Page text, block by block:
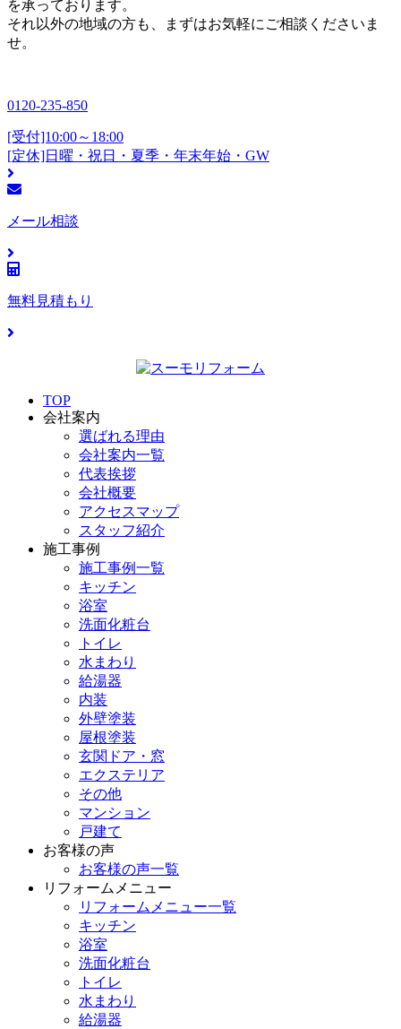
を承っております。
それ以外の地域の方も、まずはお気軽にご相談くださいま
せ。
0120-235-850
[受付]10:00～18:00
[定休]日曜・祝日・夏季・年末年始・GW
メール相談
無料見積もり
TOP
会社案内
選ばれる理由
会社案内一覧
代表挨拶
会社概要
アクセスマップ
スタッフ紹介
施工事例
施工事例一覧
キッチン
浴室
洗面化粧台
トイレ
水まわり
給湯器
内装
外壁塗装
屋根塗装
玄関ドア・窓
エクステリア
その他
マンション
戸建て
お客様の声
お客様の声一覧
リフォームメニュー
リフォームメニュー一覧
キッチン
浴室
洗面化粧台
トイレ
水まわり
給湯器